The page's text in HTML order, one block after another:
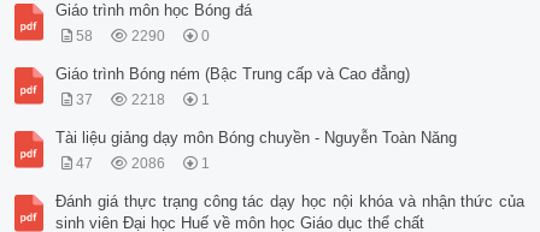
Giáo trình môn học Bóng đá
58 2290 0
Giáo trình Bóng ném (Bậc Trung cấp và Cao đẳng)
37 2218 1
Tài liệu giảng dạy môn Bóng chuyền - Nguyễn Toàn Năng
47 2086 1
Đánh giá thực trạng công tác dạy học nội khóa và nhận thức của
sinh viên Đại học Huế về môn học Giáo dục thể chất